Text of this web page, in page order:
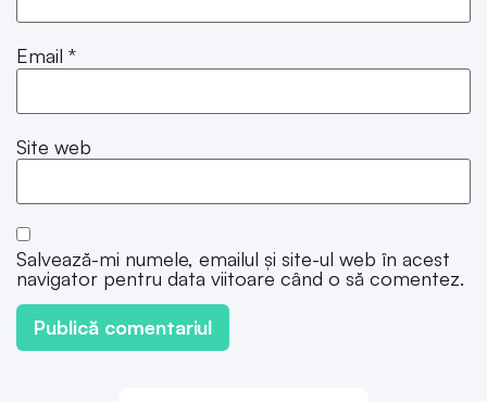
Email *
Site web
Salvează-mi numele, emailul și site-ul web în acest
navigator pentru data viitoare când o să comentez.